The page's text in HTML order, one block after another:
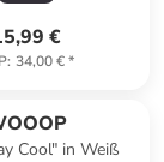
€
: 34,00 €*
Cool" in Weiß